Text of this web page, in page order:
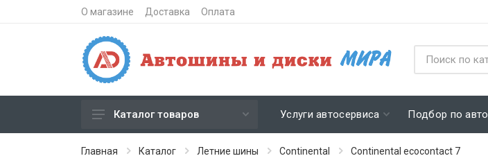
О магазине Доставка Оплата
Зимние шипованные шины
Каталог товаров Услуги автосервиса Подбор по авто
Главная Каталог Летние шины Continental Continental ecocontact 7